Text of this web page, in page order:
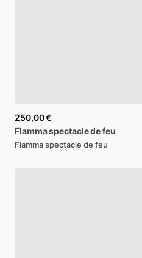
250,00 €
Flammaspectacledefeu
Flamma spectacle de feu